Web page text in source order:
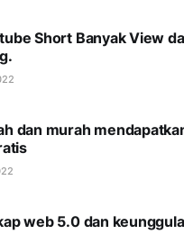
Short Banyak View
dan murah
web 5.0 dan